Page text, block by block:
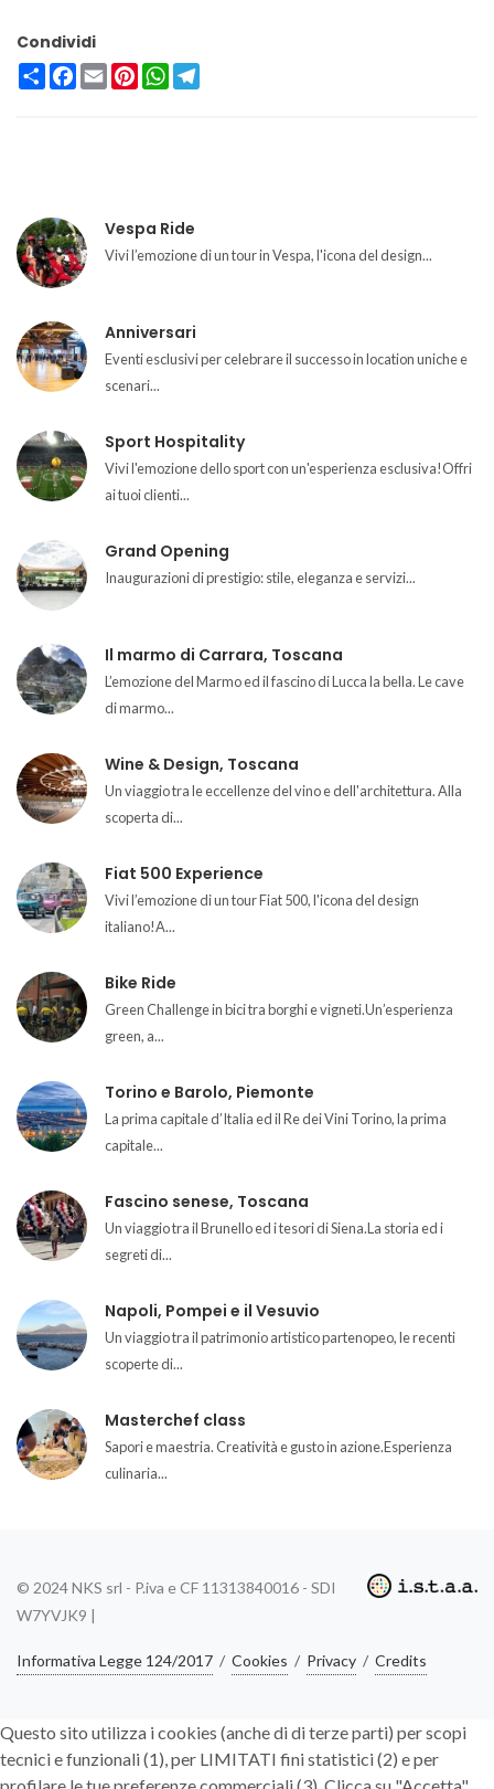
Condividi
Condividi
Facebook
EmailPinterestWhatsApp
Vespa Ride
Vivi l’emozione di un tour in Vespa, l'icona del design...
Anniversari
Eventi esclusivi per celebrare il successo in location uniche e
scenari...
Sport Hospitality
Vivi l'emozione dello sport con un'esperienza esclusiva!Offri
ai tuoi clienti...
Grand Opening
Inaugurazioni di prestigio: stile, eleganza e servizi...
Il marmo di Carrara, Toscana
L’emozione del Marmo ed il fascino di Lucca la bella. Le cave
di marmo...
Wine & Design, Toscana
Un viaggio tra le eccellenze del vino e dell'architettura. Alla
scoperta di...
Fiat 500 Experience
Vivi l’emozione di un tour Fiat 500, l'icona del design
italiano!A...
Bike Ride
Green Challenge in bici tra borghi e vigneti.Un’esperienza
green, a...
Torino e Barolo, Piemonte
La prima capitale d’Italia ed il Re dei Vini Torino, la prima
capitale...
Fascino senese, Toscana
Un viaggio tra il Brunello ed i tesori di Siena.La storia ed i
segreti di...
Napoli, Pompei e il Vesuvio
Un viaggio tra il patrimonio artistico partenopeo, le recenti
scoperte di...
Masterchef class
Sapori e maestria. Creatività e gusto in azione.Esperienza
culinaria...
© 2024 NKS srl - P.iva e CF 11313840016 - SDI
W7YVJK9 |
Informativa Legge 124/2017 / Cookies / Privacy / Credits
Questo sito utilizza i cookies (anche di di terze parti) per scopi
tecnici e funzionali (1), per LIMITATI fini statistici (2) e per